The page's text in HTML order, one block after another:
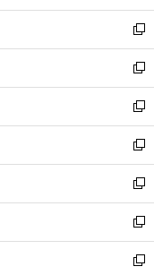
開
く
ウ
で
開
く
ン
ド
ウ
で
開
く
ウ
ィ
ン
ド
ウ
で
開
く
新
し
い
ウ
ィ
ン
ド
ウ
で
開
く
新
し
い
ウ
ィ
ン
ド
ウ
で
開
く
新
し
い
ウ
ィ
ン
ド
ウ
で
新
し
い
ウ
ィ
ン
ド
新
し
い
ウ
ィ
新
し
い
新